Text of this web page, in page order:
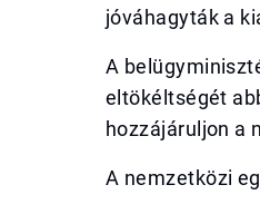
jóváhagyták a
A
eltökéltségét
hozzájáruljon a
A nemzetközi